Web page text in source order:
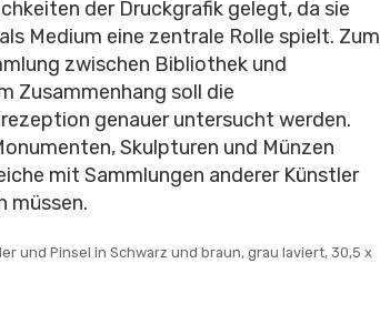
der Druckgrafik gelegt, da sie
Medium eine zentrale Rolle spielt. Zum
zwischen Bibliothek und
Zusammenhang soll die
genauer untersucht werden.
Skulpturen und Münzen
mit Sammlungen anderer Künstler
müssen.
und Pinsel in Schwarz und braun, grau laviert, 30,5 x